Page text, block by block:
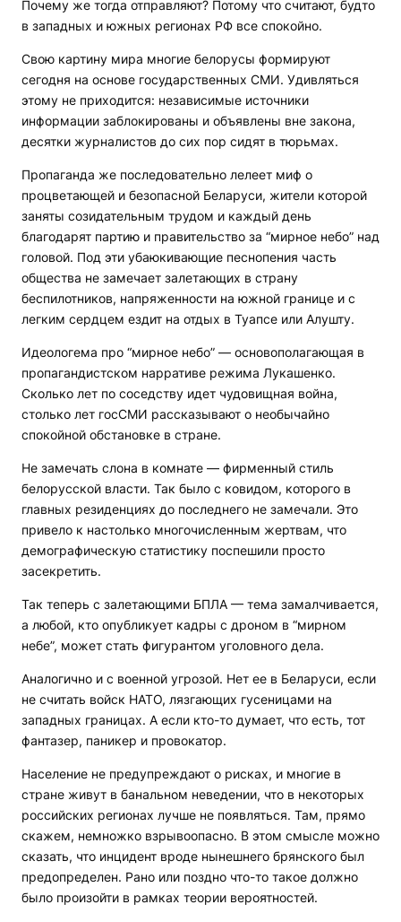
Почему же тогда отправляют? Потому что считают, будто
в западных и южных регионах РФ все спокойно.
Свою картину мира многие белорусы формируют
сегодня на основе государственных СМИ. Удивляться
этому не приходится: независимые источники
информации заблокированы и объявлены вне закона,
десятки журналистов до сих пор сидят в тюрьмах.
Пропаганда же последовательно лелеет миф о
процветающей и безопасной Беларуси, жители которой
заняты созидательным трудом и каждый день
благодарят партию и правительство за “мирное небо” над
головой. Под эти убаюкивающие песнопения часть
общества не замечает залетающих в страну
беспилотников, напряженности на южной границе и с
легким сердцем ездит на отдых в Туапсе или Алушту.
Идеологема про “мирное небо” — основополагающая в
пропагандистском нарративе режима Лукашенко.
Сколько лет по соседству идет чудовищная война,
столько лет госСМИ рассказывают о необычайно
спокойной обстановке в стране.
Не замечать слона в комнате — фирменный стиль
белорусской власти. Так было с ковидом, которого в
главных резиденциях до последнего не замечали. Это
привело к настолько многочисленным жертвам, что
демографическую статистику поспешили просто
засекретить.
Так теперь с залетающими БПЛА — тема замалчивается,
а любой, кто опубликует кадры с дроном в “мирном
небе”, может стать фигурантом уголовного дела.
Аналогично и с военной угрозой. Нет ее в Беларуси, если
не считать войск НАТО, лязгающих гусеницами на
западных границах. А если кто-то думает, что есть, тот
фантазер, паникер и провокатор.
Население не предупреждают о рисках, и многие в
стране живут в банальном неведении, что в некоторых
российских регионах лучше не появляться. Там, прямо
скажем, немножко взрывоопасно. В этом смысле можно
сказать, что инцидент вроде нынешнего брянского был
предопределен. Рано или поздно что-то такое должно
было произойти в рамках теории вероятностей.